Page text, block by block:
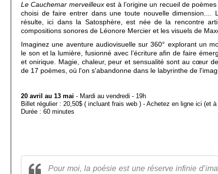
Le Cauchemar merveilleuxest à l’origine un recueil de poèmes
choisi de faire entrer dans une toute nouvelle dimension....
résulte, ici dans la Satosphère, est née de la rencontre
compositions sonores de Léonore Mercier et les visuels de
Imaginez une aventure audiovisuelle sur 360° explorant un
le son et la lumière, fusionné avec l’écriture afin de faire
et onirique. Magie, chaleur, peur et sensualité sont au cœur
de 17 poèmes, où l'on s'abandonne dans le labyrinthe de
20 avril au 13 mai - Mardi au vendredi - 19h
Billet régulier : 20,50$ ( incluant frais web ) - Achetez en ligne ici (et
Durée : 60 minutes
Pour moi, la poésie est une réserve infinie